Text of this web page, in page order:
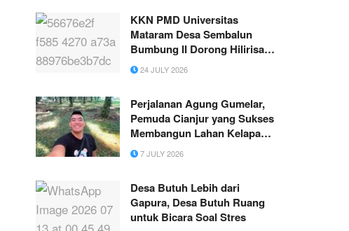
KKN PMD Universitas
Mataram Desa Sembalun
Bumbung II Dorong Hilirisasi
Kopi melalui Inovasi Teh Kulit
Kopi
24 JULY 2026
Perjalanan Agung Gumelar,
Pemuda Cianjur yang Sukses
Membangun Lahan Kelapa
Sawit di Usia 21 Tahun
7 JULY 2026
Desa Butuh Lebih dari
Gapura, Desa Butuh Ruang
untuk Bicara Soal Stres